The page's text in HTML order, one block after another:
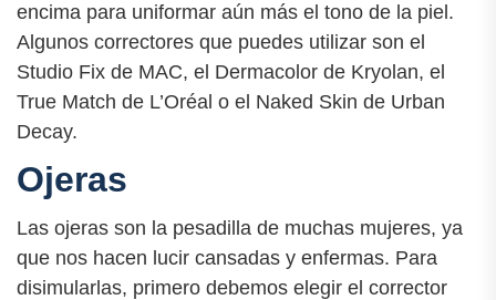
encima para uniformar aún más el tono de la piel.
Algunos correctores que puedes utilizar son el
Studio Fix de MAC, el Dermacolor de Kryolan, el
True Match de L’Oréal o el Naked Skin de Urban
Decay.
Ojeras
Las ojeras son la pesadilla de muchas mujeres, ya
que nos hacen lucir cansadas y enfermas. Para
disimularlas, primero debemos elegir el corrector